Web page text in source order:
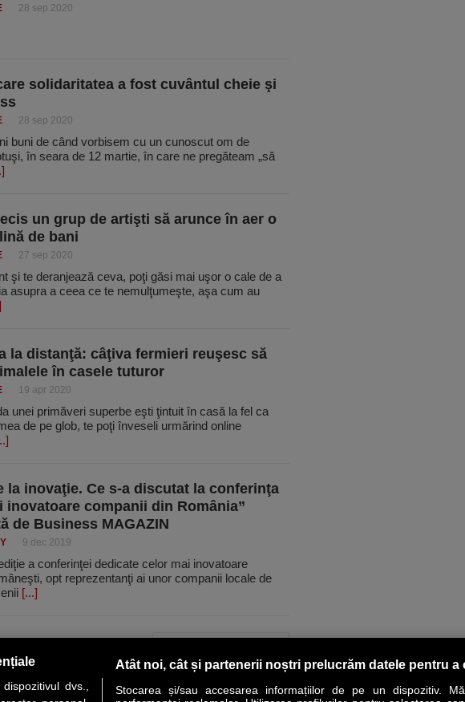
28 sep 2020
solidaritatea a fost cuvântul cheie şi
28 sep 2020
buni de când vorbisem cu un cunoscut om de
în seara de 12 martie, în care ne pregăteam „să
un grup de artişti să arunce în aer o
de bani
27 sep 2020
şi te deranjează ceva, poţi găsi mai uşor o cale de a
asupra a ceea ce te nemulţumeşte, aşa cum au
la distanţă: câţiva fermieri reuşesc să
în casele tuturor
19 apr 2020
unei primăveri superbe eşti ţintuit în casă la fel ca
de pe glob, te poţi înveseli urmărind online
la inovaţie. Ce s-a discutat la conferinţa
inovatoare companii din România”
de Business MAGAZIN
9 dec 2019
a conferinţei dedicate celor mai inovatoare
opt reprezentanţi ai unor companii locale de
[...]
dvs.,
Atât noi, cât și partenerii noștri prelucrăm datele pentru a
Stocarea și/sau accesarea informațiilor de pe un dispozitiv.